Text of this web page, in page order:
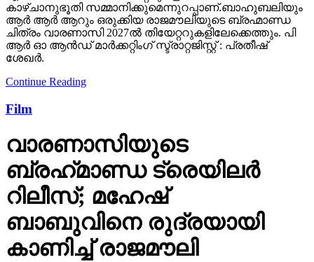
കാഴ്ചാനുഭൂതി സമ്മാനിക്കുമെന്നുറപ്പാണ്.ബാഹുബലിയും
ആർ ആർ ആറും ഒരുക്കിയ രാജമൗലിയുടെ ബ്രഹ്മാണ്ഡ
ചിത്രം വാരണാസി 2027ൽ തിയേറ്ററുകളിലേക്കെത്തും. പി
ആർ ഓ ആൻഡ് മാർക്കറ്റിംഗ് സ്ട്രാറ്റജിസ്റ്റ് : പ്രതീഷ്
ശേഖർ.
Continue Reading
Film
വാരണാസിയുടെ
ബ്രഹ്‌മാണ്ഡ ട്രെയിലര്‍
റിലീസ്; മഹേഷ്
ബാബുവിനെ രുദ്രയായി
കാണിച്ച് രാജമൗലി